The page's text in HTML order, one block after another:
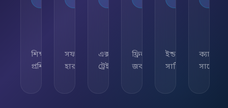
শিক্ষার্থী
প্রশিক্ষিত
সফলতার
হার
এক্সপার্ট
ট্রেইনার
ফ্রিল্যান্সিং
জব
ইন্ডাস্ট্রি
সার্টিফিকেট
ক্যারিয়ার
সাপোর্ট